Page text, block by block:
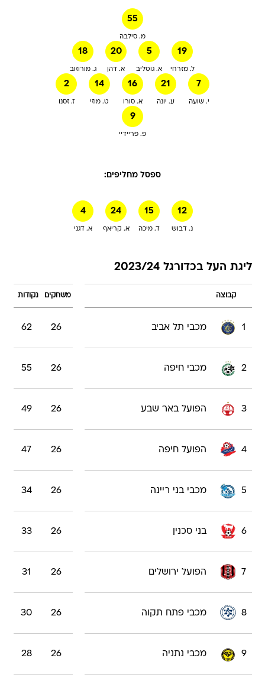
55
מ. סילבה
18
ג. מורוזוב
20
א. דהן
5
א. גוטליב
19
ל. מזרחי
2
ז. זסנו
14
ט. מוזי
16
א. סורו
21
ע. יונה
7
י. שועה
9
פ. פריידיי
ספסל מחליפים:
4
א. דגני
24
א. קריאף
15
ד. מיכה
12
נ. דבוש
ליגת העל בכדורגל 2023/24
קבוצה משחקים נקודות
1 מכבי תל אביב 26
62
2 מכבי חיפה 26
55
3 הפועל באר שבע 26
49
4 הפועל חיפה 26
47
5 מכבי בני ריינה 26
34
6 בני סכנין 26
33
7 הפועל ירושלים 26
31
8 מכבי פתח תקוה 26
30
9 מכבי נתניה 26
28